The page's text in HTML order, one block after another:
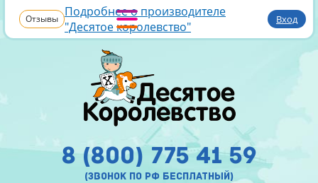
Отзывы Подробнее о производителе
"Десятое королевство"
Вход
8 (800) 775 41 59
(звонок по рф бесплатный)